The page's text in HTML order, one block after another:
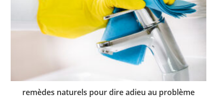
remèdes naturels pour dire adieu au problème